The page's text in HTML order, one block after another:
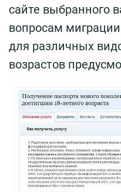
сайте выбранного
вопросам
для различных
возрастов